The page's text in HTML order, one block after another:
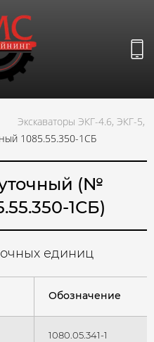
Экскаваторы ЭКГ-4.6, ЭКГ-5,
1085.55.350-1СБ
(№
1СБ)
единиц
Обозначение
1080.05.341-1